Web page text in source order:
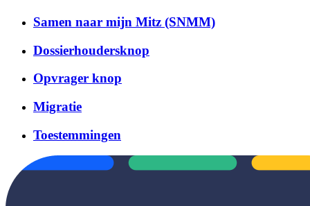
Samen naar mijn Mitz (SNMM)
Dossierhoudersknop
Opvrager knop
Migratie
Toestemmingen